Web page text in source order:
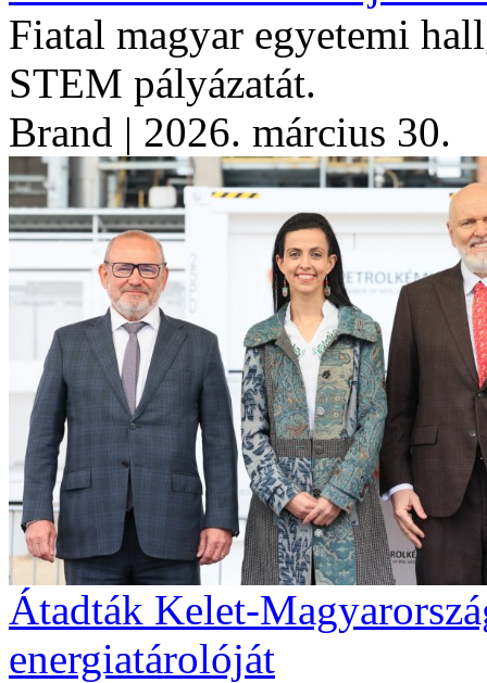
Fiatal magyar egyetemi
STEM pályázatát.
Brand | 2026. március 30.
Átadták Kelet-
energiatárolóját